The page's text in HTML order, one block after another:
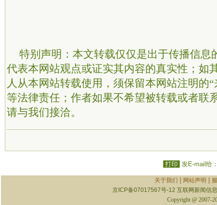
特别声明：本文转载仅仅是出于传播信息
代表本网站观点或证实其内容的真实性；如
人从本网站转载使用，须保留本网站注明的
等法律责任；作者如果不希望被转载或者联
请与我们接洽。
打印 发E-mail给
关于我们 网站声明
京ICP备07017567号-12 互联网新闻信
Copyright @ 2007-